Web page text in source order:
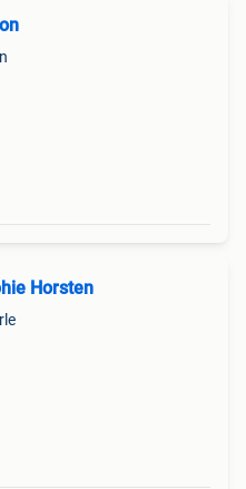
Horsten